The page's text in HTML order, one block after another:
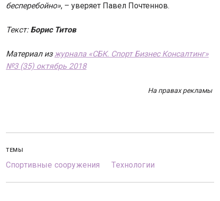
бесперебойно», – уверяет Павел Почтеннов.
Текст: Борис Титов
Материал изжурнала «СБК. Спорт Бизнес Консалтинг»
№3 (35) октябрь 2018
На правах рекламы
ТЕМЫ
Спортивные сооружения Технологии